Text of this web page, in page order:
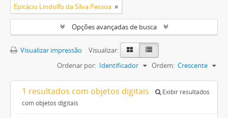
Epitácio Lindolfo da Silva Pessoa
Opções avançadas de busca
Visualizar impressão
Visualizar:
Ordenar por: Identificador Ordem: Crescente
1 resultados com objetos digitais
Exibir resultados
com objetos digitais